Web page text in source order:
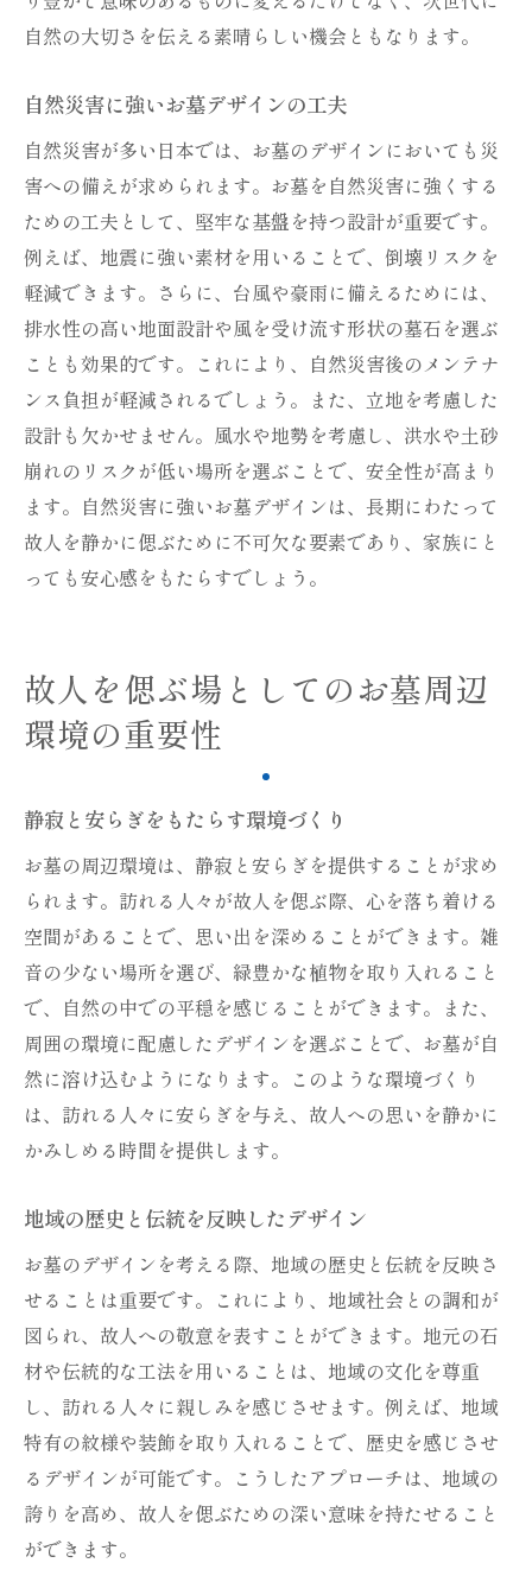
自然の大切さを伝える素晴らしい機会ともなります。
自然災害に強いお墓デザインの工夫
自然災害が多い日本では、お墓のデザインにおいても災
害への備えが求められます。お墓を自然災害に強くする
ための工夫として、堅牢な基盤を持つ設計が重要です。
例えば、地震に強い素材を用いることで、倒壊リスクを
軽減できます。さらに、台風や豪雨に備えるためには、
排水性の高い地面設計や風を受け流す形状の墓石を選ぶ
ことも効果的です。これにより、自然災害後のメンテナ
ンス負担が軽減されるでしょう。また、立地を考慮した
設計も欠かせません。風水や地勢を考慮し、洪水や土砂
崩れのリスクが低い場所を選ぶことで、安全性が高まり
ます。自然災害に強いお墓デザインは、長期にわたって
故人を静かに偲ぶために不可欠な要素であり、家族にと
っても安心感をもたらすでしょう。
故人を偲ぶ場としてのお墓周辺
環境の重要性
静寂と安らぎをもたらす環境づくり
お墓の周辺環境は、静寂と安らぎを提供することが求め
られます。訪れる人々が故人を偲ぶ際、心を落ち着ける
空間があることで、思い出を深めることができます。雑
音の少ない場所を選び、緑豊かな植物を取り入れること
で、自然の中での平穏を感じることができます。また、
周囲の環境に配慮したデザインを選ぶことで、お墓が自
然に溶け込むようになります。このような環境づくり
は、訪れる人々に安らぎを与え、故人への思いを静かに
かみしめる時間を提供します。
地域の歴史と伝統を反映したデザイン
お墓のデザインを考える際、地域の歴史と伝統を反映さ
せることは重要です。これにより、地域社会との調和が
図られ、故人への敬意を表すことができます。地元の石
材や伝統的な工法を用いることは、地域の文化を尊重
し、訪れる人々に親しみを感じさせます。例えば、地域
特有の紋様や装飾を取り入れることで、歴史を感じさせ
るデザインが可能です。こうしたアプローチは、地域の
誇りを高め、故人を偲ぶための深い意味を持たせること
ができます。